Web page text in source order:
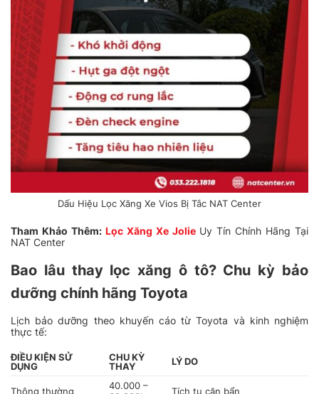
Dấu Hiệu Lọc Xăng Xe Vios Bị Tắc NAT Center
Tham Khảo Thêm: Lọc Xăng Xe Jolie Uy Tín Chính Hãng Tại
NAT Center
Bao lâu thay lọc xăng ô tô? Chu kỳ bảo
dưỡng chính hãng Toyota
Lịch bảo dưỡng theo khuyến cáo từ Toyota và kinh nghiệm
thực tế:
ĐIỀU KIỆN SỬ
DỤNG
CHU KỲ
THAY
LÝ DO
Thông thường
40.000 –
Tích tụ cặn bẩn